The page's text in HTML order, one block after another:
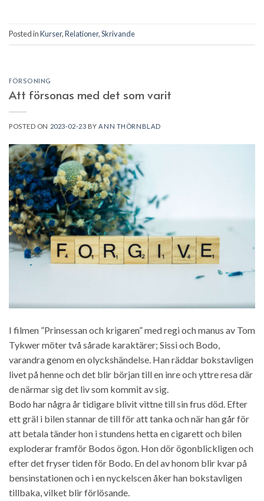
Posted inKurser,Relationer,Skrivande
FÖRSONING
Att försonas med det som varit
POSTED ON 2023-02-23 BYANN THÖRNBLAD
I filmen ”Prinsessan och krigaren” med regi och manus av Tom
Tykwer möter två sårade karaktärer; Sissi och Bodo,
varandra genom en olyckshändelse. Han räddar bokstavligen
livet på henne och det blir början till en inre och yttre resa där
de närmar sig det liv som kommit av sig.
Bodo har några år tidigare blivit vittne till sin frus död. Efter
ett gräl i bilen stannar de till för att tanka och när han går för
att betala tänder hon i stundens hetta en cigarett och bilen
exploderar framför Bodos ögon. Hon dör ögonblickligen och
efter det fryser tiden för Bodo. En del av honom blir kvar på
bensinstationen och i en nyckelscen åker han bokstavligen
tillbaka, vilket blir förlösande.